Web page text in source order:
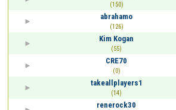
(150)
abrahamo
(126)
Kim Kogan
(55)
CRE70
(0)
takeallplayers1
(14)
renerock30